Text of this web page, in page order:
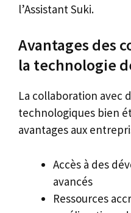
l’Assistant Suki.
Avantages des
la technologie
La collaboration avec
technologiques bien
avantages aux
Accès à des
avancés
Ressources